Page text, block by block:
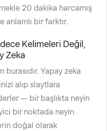
20 dakika harcamış
anlamlı bir farktır.
Kelimeleri Değil,
Zeka
burasıdır. Yapay zeka
alıp slaytlara
— bir başlıkta neyin
bir noktada neyin
doğal olarak